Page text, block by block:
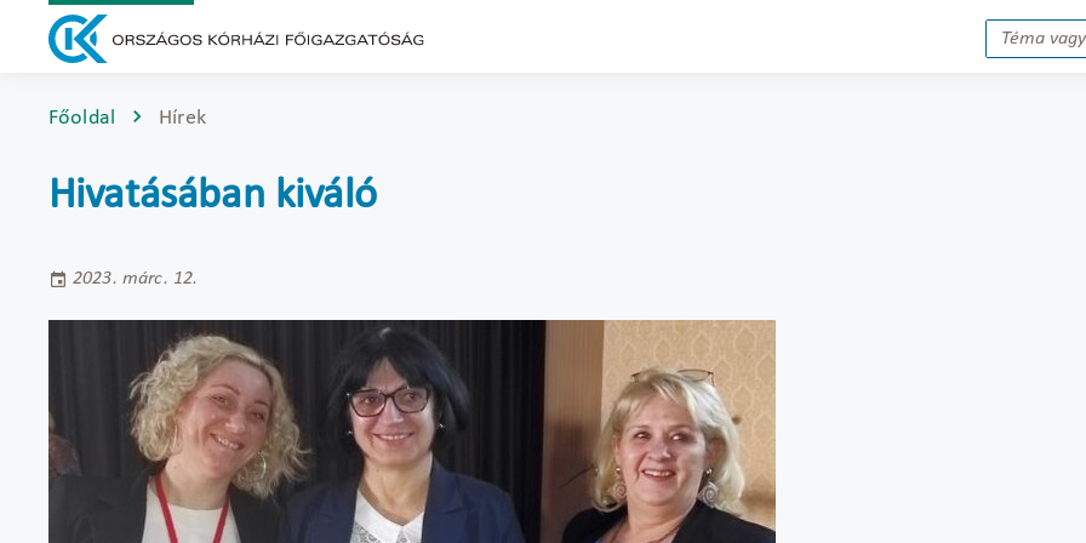
Főoldal Hírek
Hivatásában kiváló
2023. márc. 12.